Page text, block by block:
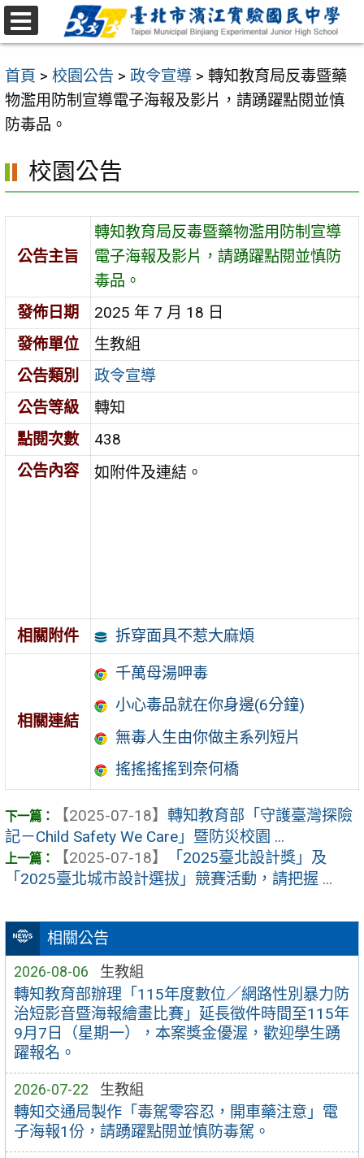
跳
至
要
內
容
首頁 > 校園公告 > 政令宣導 > 轉知教育局反毒暨藥
物濫用防制宣導電子海報及影片，請踴躍點閱並慎
防毒品。
相關公告
2026-08-06 生教組
轉知教育部辦理「115年度數位／網路性別暴力防
治短影音暨海報繪畫比賽」延長徵件時間至115年
9月7日（星期一），本案獎金優渥，歡迎學生踴
躍報名。
2026-07-22 生教組
轉知交通局製作「毒駕零容忍，開車藥注意」電
子海報1份，請踴躍點閱並慎防毒駕。
校園公告
公告主旨
轉知教育局反毒暨藥物濫用防制宣導
電子海報及影片，請踴躍點閱並慎防
毒品。
發佈日期
2025 年 7 月 18 日
發佈單位
生教組
公告類別
政令宣導
公告等級
轉知
點閱次數
438
公告內容
如附件及連結。
相關附件 拆穿面具不惹大麻煩
相關連結
千萬母湯呷毒
小心毒品就在你身邊(6分鐘)
無毒人生由你做主系列短片
搖搖搖搖到奈何橋
【2025-07-18】 轉知教育部「守護臺灣探險
記－Child Safety We Care」暨防災校園 ...
【2025-07-18】
「2025臺北設計獎」及
「2025臺北城市設計選拔」競賽活動，請把握 ...
選
單